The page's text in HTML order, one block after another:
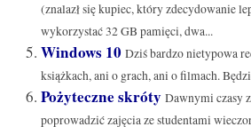
(znalazł się kupiec, który zdecydowanie
wykorzystać 32 GB pamięci, dwa...
Windows 10 Dziś bardzo nietypowa
książkach, ani o grach, ani o filmach.
Pożyteczne skróty Dawnymi czasy
poprowadzić zajęcia ze studentami